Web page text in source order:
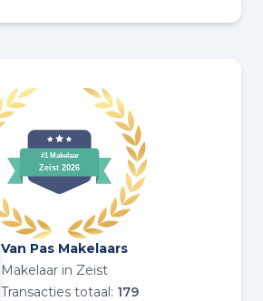
Van Pas Makelaars
Makelaar in Zeist
Transacties totaal: 179